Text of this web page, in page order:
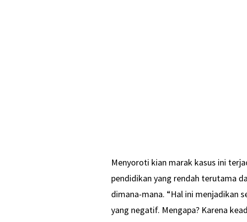
Menyoroti kian marak kasus ini
pendidikan yang rendah terutama
dimana-mana. “Hal ini menjadikan
yang negatif. Mengapa? Karena